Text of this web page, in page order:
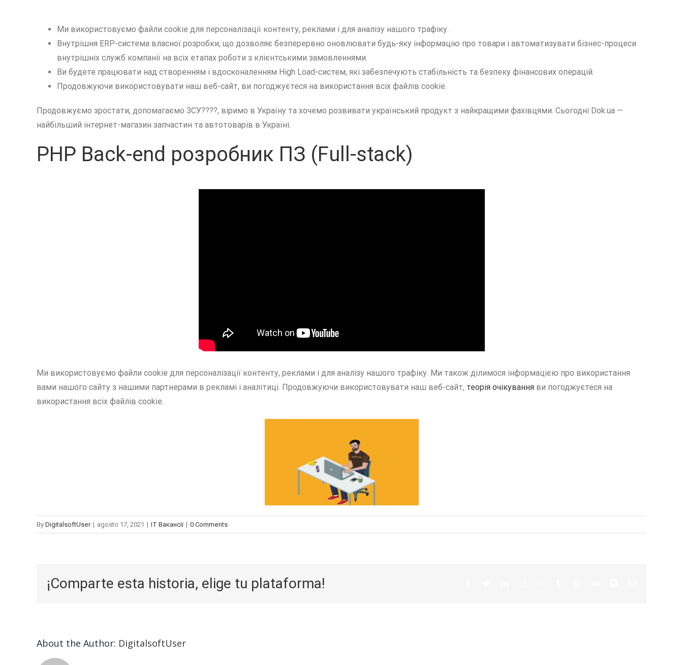
Ми використовуємо файли cookie для персоналізації контенту, реклами і для аналізу нашого трафіку.
Внутрішня ERP-система власної розробки, що дозволяє безперервно оновлювати будь-яку інформацію про товари і автоматизувати бізнес-процеси
внутрішніх служб компанії на всіх етапах роботи з клієнтськими замовленнями.
Ви будете працювати над створенням і вдосконаленням High Load-систем, які забезпечують стабільність та безпеку фінансових операцій.
Продовжуючи використовувати наш веб-сайт, ви погоджуєтеся на використання всіх файлів cookie.
Продовжуємо зростати, допомагаємо ЗСУ????, віримо в Україну та хочемо розвивати український продукт з найкращими фахівцями. Сьогодні Dok.ua —
найбільший інтернет-магазин запчастин та автотоварів в Україні.
PHP Back-end розробник ПЗ (Full-stack)
Ми використовуємо файли cookie для персоналізації контенту, реклами і для аналізу нашого трафіку. Ми також ділимося інформацією про використання
вами нашого сайту з нашими партнерами в рекламі і аналітиці. Продовжуючи використовувати наш веб-сайт, теорія очікування ви погоджуєтеся на
використання всіх файлів cookie.
By DigitalsoftUser | agosto 17, 2021 | IT Вакансії | 0 Comments
¡Comparte esta historia, elige tu plataforma!
About the Author: DigitalsoftUser